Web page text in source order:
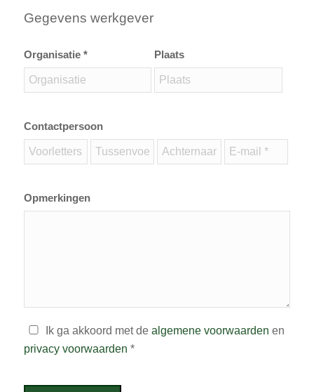
Gegevens werkgever
Organisatie * Plaats
Contactpersoon
Opmerkingen
Ik ga akkoord met de algemene voorwaarden en
privacy voorwaarden *